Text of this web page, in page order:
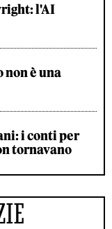
l'AI
è una
i conti per
tornavano